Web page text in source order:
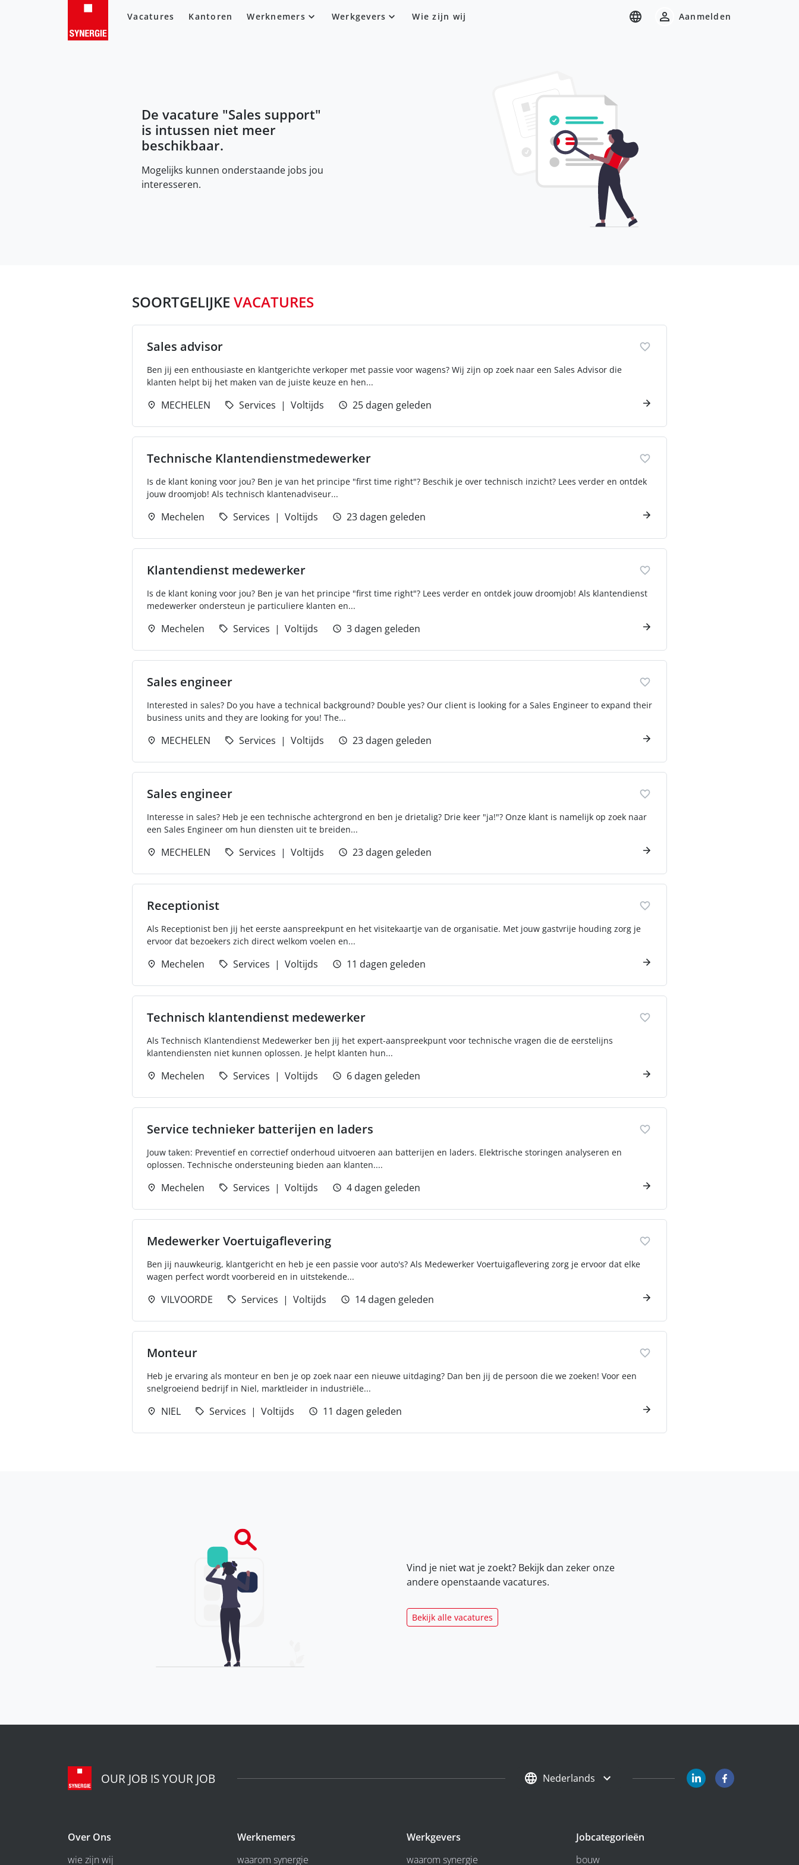
Vacatures Kantoren Werknemers Werkgevers Wie zijn wij Aanmelden
De vacature "Sales support"
is intussen niet meer
beschikbaar.
Mogelijks kunnen onderstaande jobs jou
interesseren.
SOORTGELIJKE VACATURES
Sales advisor
Ben jij een enthousiaste en klantgerichte verkoper met passie voor wagens? Wij zijn op zoek naar een Sales Advisor die
klanten helpt bij het maken van de juiste keuze en hen...
MECHELEN Services Voltijds 25 dagen geleden
Technische Klantendienstmedewerker
Is de klant koning voor jou? Ben je van het principe "first time right"? Beschik je over technisch inzicht? Lees verder en ontdek
jouw droomjob! Als technisch klantenadviseur...
Mechelen Services Voltijds 23 dagen geleden
Klantendienst medewerker
Is de klant koning voor jou? Ben je van het principe "first time right"? Lees verder en ontdek jouw droomjob! Als klantendienst
medewerker ondersteun je particuliere klanten en...
Mechelen Services Voltijds 3 dagen geleden
Sales engineer
Interested in sales? Do you have a technical background? Double yes? Our client is looking for a Sales Engineer to expand their
business units and they are looking for you! The...
MECHELEN Services Voltijds 23 dagen geleden
Sales engineer
Interesse in sales? Heb je een technische achtergrond en ben je drietalig? Drie keer "ja!"? Onze klant is namelijk op zoek naar
een Sales Engineer om hun diensten uit te breiden...
MECHELEN Services Voltijds 23 dagen geleden
Receptionist
Als Receptionist ben jij het eerste aanspreekpunt en het visitekaartje van de organisatie. Met jouw gastvrije houding zorg je
ervoor dat bezoekers zich direct welkom voelen en...
Mechelen Services Voltijds 11 dagen geleden
Technisch klantendienst medewerker
Als Technisch Klantendienst Medewerker ben jij het expert-aanspreekpunt voor technische vragen die de eerstelijns
klantendiensten niet kunnen oplossen. Je helpt klanten hun...
Mechelen Services Voltijds 6 dagen geleden
Service technieker batterijen en laders
Jouw taken: Preventief en correctief onderhoud uitvoeren aan batterijen en laders. Elektrische storingen analyseren en
oplossen. Technische ondersteuning bieden aan klanten....
Mechelen Services Voltijds 4 dagen geleden
Medewerker Voertuigaflevering
Ben jij nauwkeurig, klantgericht en heb je een passie voor auto's? Als Medewerker Voertuigaflevering zorg je ervoor dat elke
wagen perfect wordt voorbereid en in uitstekende...
VILVOORDE Services Voltijds 14 dagen geleden
Monteur
Heb je ervaring als monteur en ben je op zoek naar een nieuwe uitdaging? Dan ben jij de persoon die we zoeken! Voor een
snelgroeiend bedrijf in Niel, marktleider in industriële...
NIEL Services Voltijds 11 dagen geleden
Vind je niet wat je zoekt? Bekijk dan zeker onze
andere openstaande vacatures.
Bekijk alle vacatures
OUR JOB IS YOUR JOB Nederlands
Over Ons
wie zijn wij
Werknemers
waarom synergie
Werkgevers
waarom synergie
Jobcategorieën
bouw